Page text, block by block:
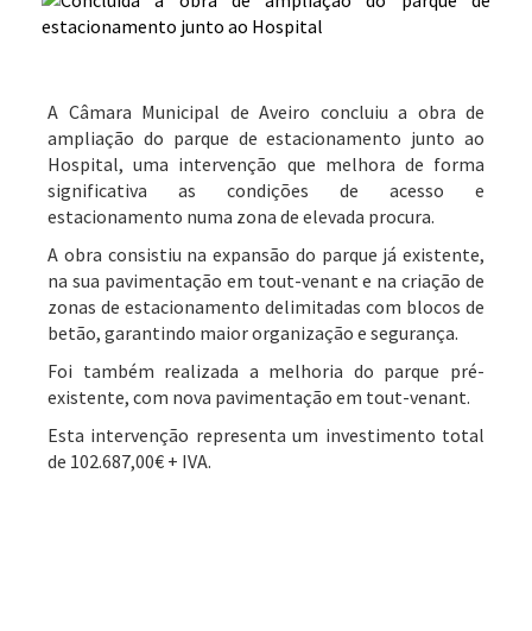
A Câmara Municipal de Aveiro concluiu a obra de
ampliação do parque de estacionamento junto ao
Hospital, uma intervenção que melhora de forma
significativa as condições de acesso e
estacionamento numa zona de elevada procura.
A obra consistiu na expansão do parque já existente,
na sua pavimentação em tout-venant e na criação de
zonas de estacionamento delimitadas com blocos de
betão, garantindo maior organização e segurança.
Foi também realizada a melhoria do parque pré-
existente, com nova pavimentação em tout-venant.
Esta intervenção representa um investimento total
de 102.687,00€ + IVA.